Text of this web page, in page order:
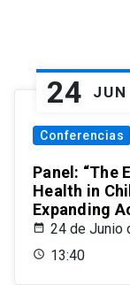
24 JUN
Conferencias
Panel: “The
Health in
Expanding
24 de Junio
13:40